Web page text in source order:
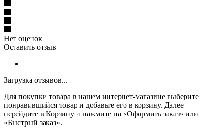
Нет оценок
Оставить отзыв
Загрузка отзывов...
Для покупки товара в нашем интернет-магазине выберите
понравившийся товар и добавьте его в корзину. Далее
перейдите в Корзину и нажмите на «Оформить заказ» или
«Быстрый заказ».